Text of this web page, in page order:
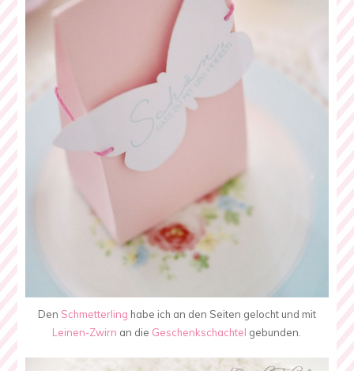
Den Schmetterling habe ich an den Seiten gelocht und mit
Leinen-Zwirn an die Geschenkschachtel gebunden.